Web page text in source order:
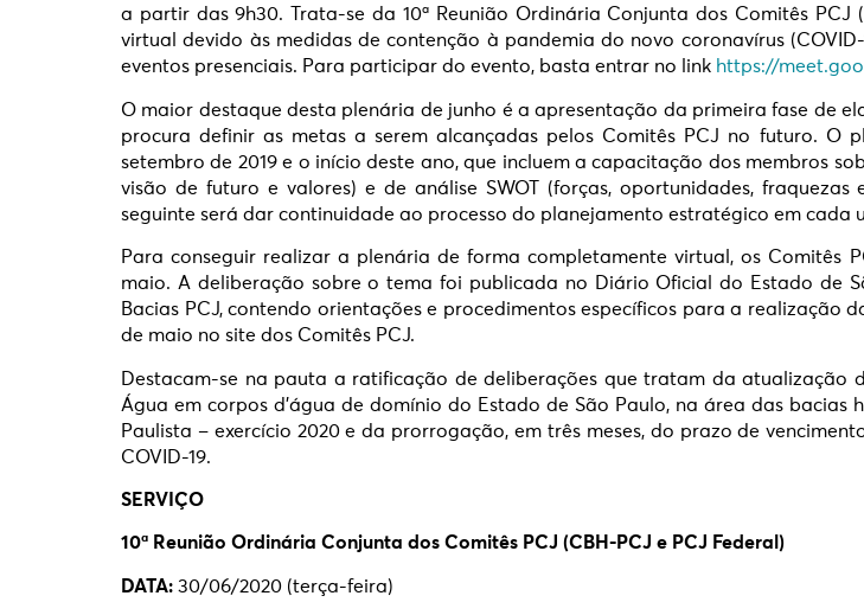
a partir das 9h30. Trata-se da 10ª Reunião Ordinária Conjunta dos Comitês
virtual devido às medidas de contenção à pandemia do novo coronavírus
eventos presenciais. Para participar do evento, basta entrar no link https://
O maior destaque desta plenária de junho é a apresentação da primeira fase de
procura definir as metas a serem alcançadas pelos Comitês PCJ no futuro. O
setembro de 2019 e o início deste ano, que incluem a capacitação dos membros
visão de futuro e valores) e de análise SWOT (forças, oportunidades,
seguinte será dar continuidade ao processo do planejamento estratégico em cada
Para conseguir realizar a plenária de forma completamente virtual, os Comitês
maio. A deliberação sobre o tema foi publicada no Diário Oficial do Estado de
Bacias PCJ, contendo orientações e procedimentos específicos para a realização
de maio no site dos Comitês PCJ.
Destacam-se na pauta a ratificação de deliberações que tratam da atualização
Água em corpos d’água de domínio do Estado de São Paulo, na área das
Paulista – exercício 2020 e da prorrogação, em três meses, do prazo de
COVID-19.
SERVIÇO
10ª Reunião Ordinária Conjunta dos Comitês PCJ (CBH-PCJ e PCJ Federal)
DATA: 30/06/2020 (terça-feira)